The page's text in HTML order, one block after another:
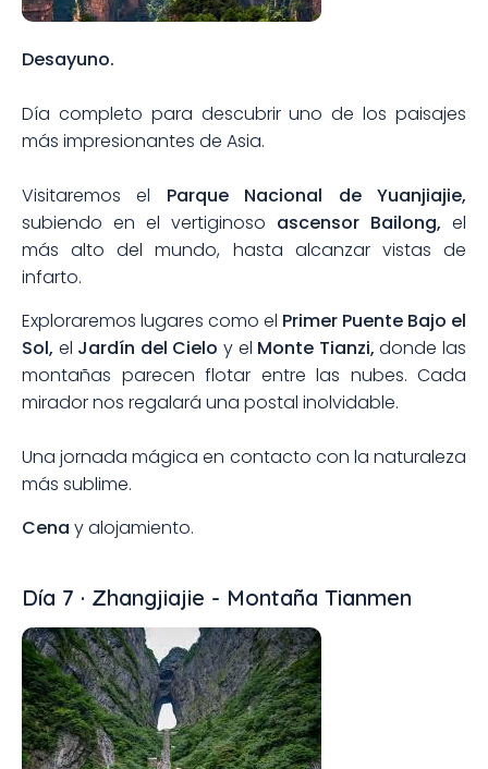
Desayuno.
Día completo para descubrir uno de los paisajes
más impresionantes de Asia.
Visitaremos el Parque Nacional de Yuanjiajie,
subiendo en el vertiginoso ascensor Bailong, el
más alto del mundo, hasta alcanzar vistas de
infarto.
Exploraremos lugares como el Primer Puente Bajo el
Sol, el Jardín del Cielo y el Monte Tianzi, donde las
montañas parecen flotar entre las nubes. Cada
mirador nos regalará una postal inolvidable.
Una jornada mágica en contacto con la naturaleza
más sublime.
Cena y alojamiento.
Día 7 · Zhangjiajie - Montaña Tianmen